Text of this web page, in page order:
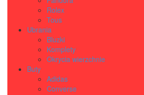
Rolex
Tous
Ubrania
Bluzki
Komplety
Okrycia wierzchnie
Buty
Adidas
Converse